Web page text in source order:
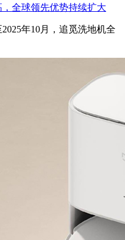
全球领先优势持续扩大
年10月，追觅洗地机全